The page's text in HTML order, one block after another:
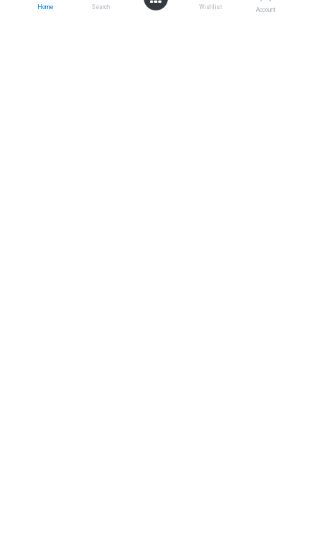
Home Search Wishlist Account